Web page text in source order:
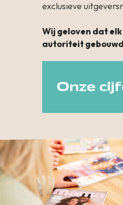
exclusieve
Wij geloven dat
autoriteit
Onze